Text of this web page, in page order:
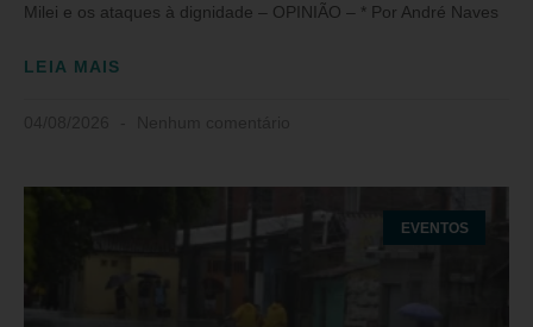
Milei e os ataques à dignidade – OPINIÃO – * Por André Naves
LEIA MAIS
EVENTOS